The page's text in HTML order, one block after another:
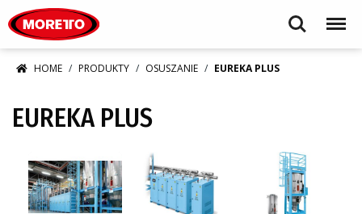
Search Menu
HOME PRODUKTY OSUSZANIE EUREKA PLUS
EUREKA PLUS